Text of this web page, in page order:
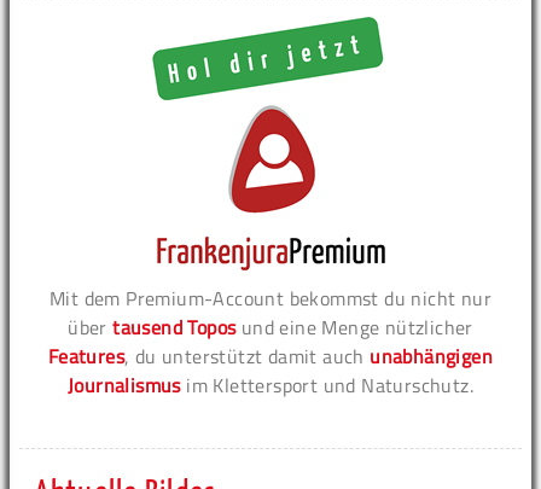
Mit dem Premium-Account bekommst du nicht nur
übertausend Toposund eine Menge nützlicher
Features, du unterstützt damit auch unabhängigen
Journalismusim Klettersport und Naturschutz.